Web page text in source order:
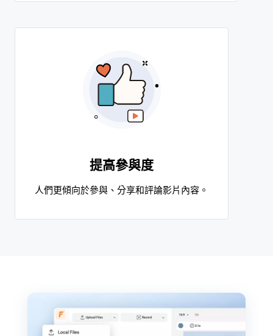
提高參與度
人們更傾向於參與、分享和評論影片內容。